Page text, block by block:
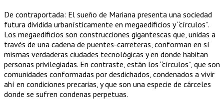
De contraportada: El sueño de Mariana presenta una sociedad
futura dividida urbanísticamente en mega­edificios y “círculos”.
Los megaedificios son construcciones gigantescas que, unidas a
través de una cadena de puentes-carreteras, conforman en sí
mismas verdaderas ciudades tecnológicas y en donde habitan
personas privilegiadas. En contraste, están los “círculos”, que son
comunidades conformadas por desdichados, condenados a vivir
ahí en condiciones precarias, y que son una especie de cárceles
donde se sufren condenas perpetuas.